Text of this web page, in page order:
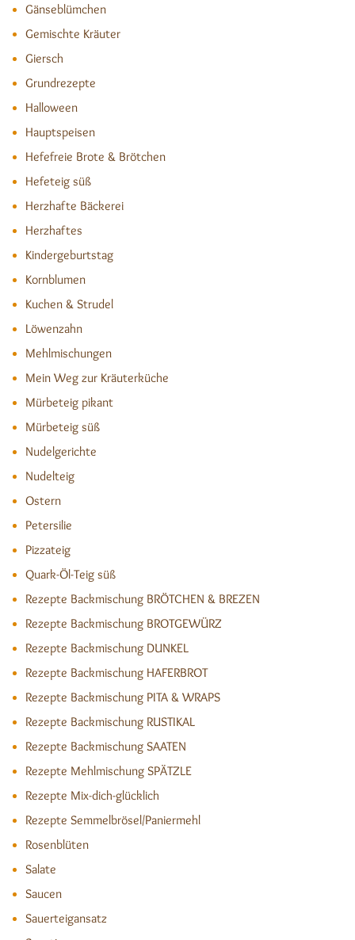
Gänseblümchen
Gemischte Kräuter
Giersch
Grundrezepte
Halloween
Hauptspeisen
Hefefreie Brote & Brötchen
Hefeteig süß
Herzhafte Bäckerei
Herzhaftes
Kindergeburtstag
Kornblumen
Kuchen & Strudel
Löwenzahn
Mehlmischungen
Mein Weg zur Kräuterküche
Mürbeteig pikant
Mürbeteig süß
Nudelgerichte
Nudelteig
Ostern
Petersilie
Pizzateig
Quark-Öl-Teig süß
Rezepte Backmischung BRÖTCHEN & BREZEN
Rezepte Backmischung BROTGEWÜRZ
Rezepte Backmischung DUNKEL
Rezepte Backmischung HAFERBROT
Rezepte Backmischung PITA & WRAPS
Rezepte Backmischung RUSTIKAL
Rezepte Backmischung SAATEN
Rezepte Mehlmischung SPÄTZLE
Rezepte Mix-dich-glücklich
Rezepte Semmelbrösel/Paniermehl
Rosenblüten
Salate
Saucen
Sauerteigansatz